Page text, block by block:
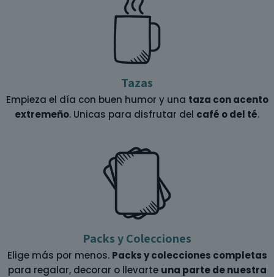
Tazas
Empieza el día con buen humor y una taza con acento
extremeño. Unicas para disfrutar del café o del té.
Packs y Colecciones
Elige más por menos. Packs y colecciones completas
para regalar, decorar o llevarte una parte de nuestra